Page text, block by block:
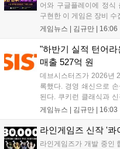
어와 구글플레이에 정식
구현한 이 게임은 장비
무기 스킬을 활용한 전
혜택을 지급하며, 상세
는 게임 접속 및 주요 콘
게임뉴스 | 김규만 16:06
"하반기 실적 턴어
매출 527억 원
데브시스터즈가 2026년
록했다. 경영 쇄신으로
된다. 쿠키런 클래식과
기는 13일 첫 업데이트를
이다. 회사는 비용 효율
를 이끌 방침이다....
게임뉴스 | 김규만 16:03
라인게임즈 신작 '콰
라인게임즈가 개발 중인